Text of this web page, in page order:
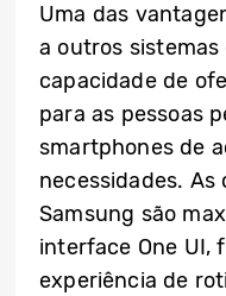
Uma das
a outros sistemas
capacidade de
para as pessoas
smartphones de
necessidades.
Samsung são
interface One UI,
experiência de